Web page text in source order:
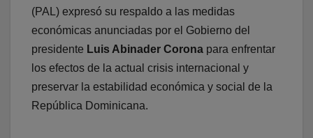
(PAL) expresó su respaldo a las medidas
económicas anunciadas por el Gobierno del
presidente Luis Abinader Corona para enfrentar
los efectos de la actual crisis internacional y
preservar la estabilidad económica y social de la
República Dominicana.